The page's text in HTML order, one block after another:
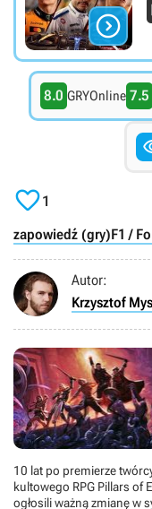

8.0 GRYOnline 7.5
1
zapowiedź (gry)F1 /
Autor:
Krzysztof
10 lat po premierze
kultowego RPG Pillars of
ogłosili ważną zmianę w